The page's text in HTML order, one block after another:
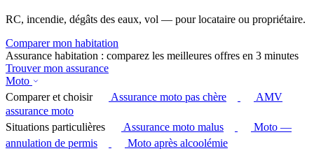
RC, incendie, dégâts des eaux, vol — pour locataire ou propriétaire.
Comparer mon habitation
Assurance habitation : comparez les meilleures offres en 3 minutes
Trouver mon assurance
Moto
Comparer et choisir
Assurance moto pas chère
AMV
assurance moto
Situations particulières
Assurance moto malus
Moto —
annulation de permis
Moto après alcoolémie